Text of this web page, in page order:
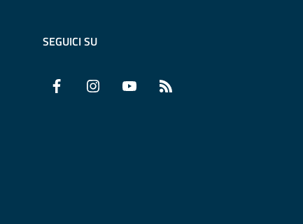
SEGUICI SU
Facebook InstagramYouTube